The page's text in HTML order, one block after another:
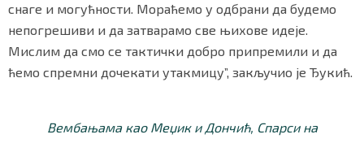
снаге и могућности. Мораћемо у одбрани да будемо
непогрешиви и да затварамо све њихове идеје.
Мислим да смо се тактички добро припремили и да
ћемо спремни дочекати утакмицу”, закључио је Ђукић.
Вембањама као Меџик и Дончић, Спарси на